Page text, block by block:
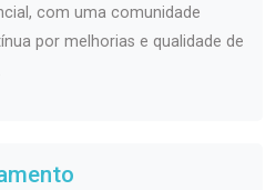
com uma comunidade
por melhorias e qualidade de